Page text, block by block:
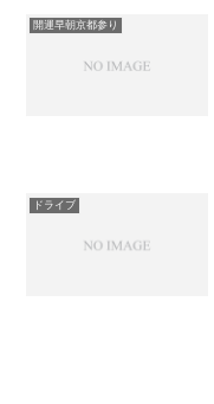
開運早朝京都参り
ドライブ